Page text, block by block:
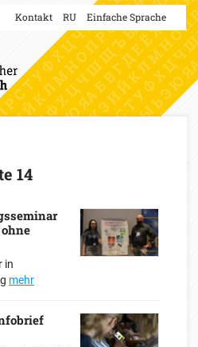
Kontakt RU Einfache Sprache
14
in
mehr